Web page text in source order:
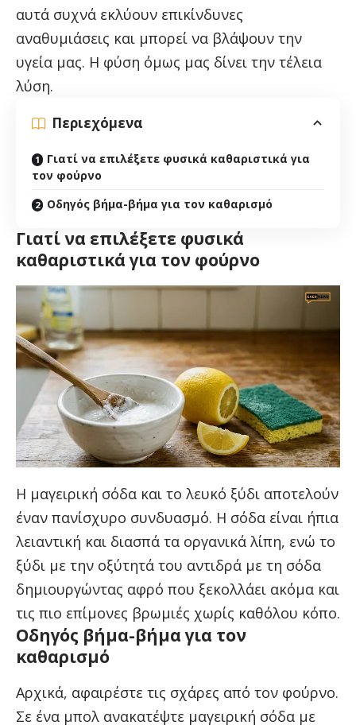
αυτά συχνά εκλύουν επικίνδυνες
αναθυμιάσεις και μπορεί να βλάψουν την
υγεία μας. Η φύση όμως μας δίνει την τέλεια
λύση.
Περιεχόμενα
Γιατί να επιλέξετε φυσικά καθαριστικά για
τον φούρνο
Οδηγός βήμα-βήμα για τον καθαρισμό
Γιατί να επιλέξετε φυσικά
καθαριστικά για τον φούρνο
Η μαγειρική σόδα και το λευκό ξύδι αποτελούν
έναν πανίσχυρο συνδυασμό. Η σόδα είναι ήπια
λειαντική και διασπά τα οργανικά λίπη, ενώ το
ξύδι με την οξύτητά του αντιδρά με τη σόδα
δημιουργώντας αφρό που ξεκολλάει ακόμα και
τις πιο επίμονες βρωμιές χωρίς καθόλου κόπο.
Οδηγός βήμα-βήμα για τον
καθαρισμό
Αρχικά, αφαιρέστε τις σχάρες από τον φούρνο.
Σε ένα μπολ ανακατέψτε μαγειρική σόδα με